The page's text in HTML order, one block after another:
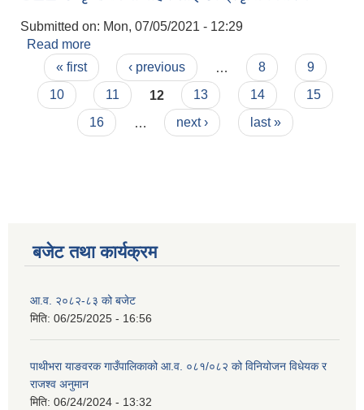
Submitted on: Mon, 07/05/2021 - 12:29
Read more
Pages
« first ‹ previous 8
9
10
11 12 13 14
15
16
next › last »
बजेट तथा कार्यक्रम
आ.व. २०८२-८३ को बजेट
मिति: 06/25/2025 - 16:56
पाथीभरा याङवरक गाउँपालिकाको आ.व. ०८१/०८२ को विनियोजन विधेयक र
राजश्व अनुमान
मिति: 06/24/2024 - 13:32